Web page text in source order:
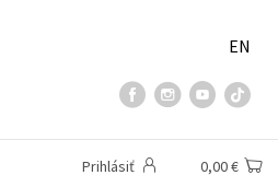
EN
Prihlásiť 0,00 €